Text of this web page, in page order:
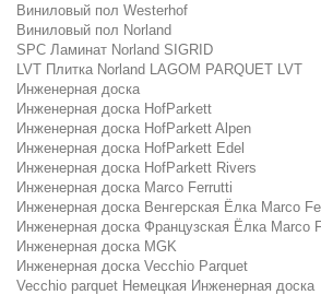
Виниловый пол Westerhof
Виниловый пол Norland
SPC Ламинат Norland SIGRID
LVT Плитка Norland LAGOM PARQUET LVT
Инженерная доска
Инженерная доска HofParkett
Инженерная доска HofParkett Alpen
Инженерная доска HofParkett Edel
Инженерная доска HofParkett Rivers
Инженерная доска Marco Ferrutti
Инженерная доска Венгерская Ёлка Marco
Инженерная доска Французская Ёлка Marco
Инженерная доска MGK
Инженерная доска Vecchio Parquet
Vecchio parquet Немецкая Инженерная доска